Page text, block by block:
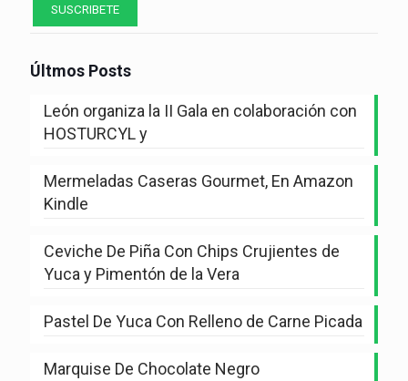
Últmos Posts
León organiza la II Gala en colaboración con
HOSTURCYL y
Mermeladas Caseras Gourmet, En Amazon
Kindle
Ceviche De Piña Con Chips Crujientes de
Yuca y Pimentón de la Vera
Pastel De Yuca Con Relleno de Carne Picada
Marquise De Chocolate Negro